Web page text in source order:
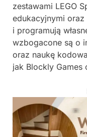
zestawami LEGO
edukacyjnymi oraz
i programują
wzbogacone są o
oraz naukę
jak Blockly Games